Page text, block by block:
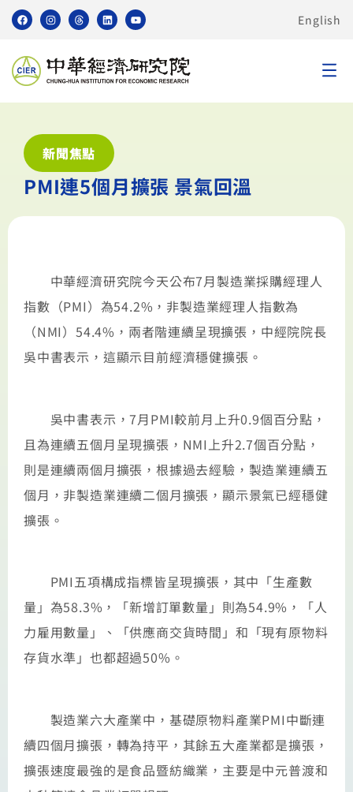
English
新聞焦點
PMI連5個月擴張 景氣回溫
中華經濟研究院今天公布7月製造業採購經理人
指數（PMI）為54.2%，非製造業經理人指數為
（NMI）54.4%，兩者階連續呈現擴張，中經院院長
吳中書表示，這顯示目前經濟穩健擴張。
吳中書表示，7月PMI較前月上升0.9個百分點，
且為連續五個月呈現擴張，NMI上升2.7個百分點，
則是連續兩個月擴張，根據過去經驗，製造業連續五
個月，非製造業連續二個月擴張，顯示景氣已經穩健
擴張。
PMI五項構成指標皆呈現擴張，其中「生產數
量」為58.3%，「新增訂單數量」則為54.9%，「人
力雇用數量」、「供應商交貨時間」和「現有原物料
存貨水準」也都超過50%。
製造業六大產業中，基礎原物料產業PMI中斷連
續四個月擴張，轉為持平，其餘五大產業都是擴張，
擴張速度最強的是食品暨紡織業，主要是中元普渡和